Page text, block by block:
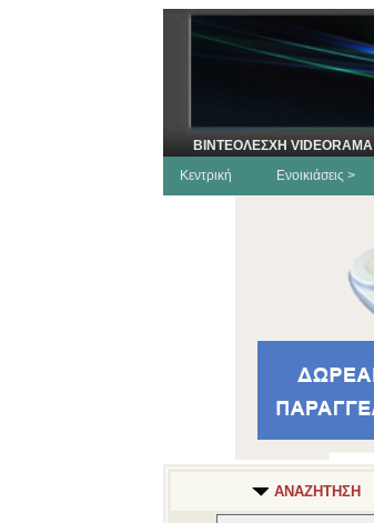
ΒΙΝΤΕΟΛΕΣΧΗ VIDEORAMA
Κεντρική
Ενοικιάσεις >
ΑΝΑΖΗΤΗΣΗ